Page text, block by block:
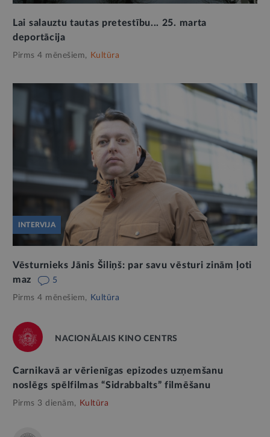
Lai salauztu tautas pretestību... 25. marta
deportācija
Pirms 4 mēnešiem, Kultūra
INTERVIJA
Vēsturnieks Jānis Šiliņš: par savu vēsturi zinām ļoti
maz
5
Pirms 4 mēnešiem, Kultūra
NACIONĀLAIS KINO CENTRS
Carnikavā ar vērienīgas epizodes uzņemšanu
noslēgs spēlfilmas “Sidrabbalts” filmēšanu
Pirms 3 dienām, Kultūra